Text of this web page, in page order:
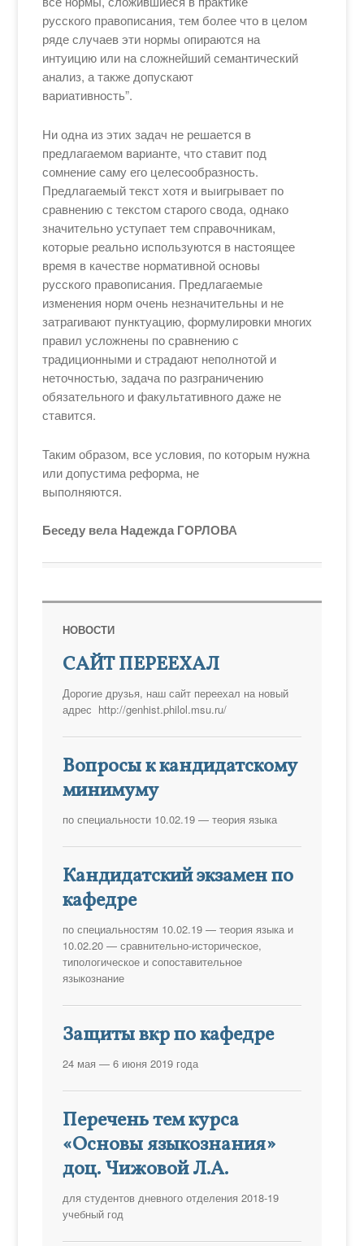
русского правописания, тем более что в целом
ряде случаев эти нормы опираются на
интуицию или на сложнейший семантический
анализ, а также допускают
вариативность”.
Ни одна из этих задач не решается в
предлагаемом варианте, что ставит под
сомнение саму его целесообразность.
Предлагаемый текст хотя и выигрывает по
сравнению с текстом старого свода, однако
значительно уступает тем справочникам,
которые реально используются в настоящее
время в качестве нормативной основы
русского правописания. Предлагаемые
изменения норм очень незначительны и не
затрагивают пунктуацию, формулировки многих
правил усложнены по сравнению с
традиционными и страдают неполнотой и
неточностью, задача по разграничению
обязательного и факультативного даже не
ставится.
Таким образом, все условия, по которым нужна
или допустима реформа, не
выполняются.
Беседу вела Надежда ГОРЛОВА
НОВОСТИ
САЙТ ПЕРЕЕХАЛ
Дорогие друзья, наш сайт переехал на новый
адрес http://genhist.philol.msu.ru/
Вопросы к кандидатскому
минимуму
по специальности 10.02.19 — теория языка
Кандидатский экзамен по
кафедре
по специальностям 10.02.19 — теория языка и
10.02.20 — сравнительно-историческое,
типологическое и сопоставительное
языкознание
Защиты вкр по кафедре
24 мая — 6 июня 2019 года
Перечень тем курса
«Основы языкознания»
доц. Чижовой Л.А.
для студентов дневного отделения 2018-19
учебный год